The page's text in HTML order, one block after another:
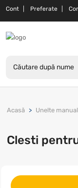
Cont Preferate
Acasă Unelte
Clesti